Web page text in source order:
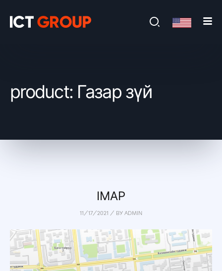
product: Газар зүй
IMAP
11/17/2021 / BY ADMIN